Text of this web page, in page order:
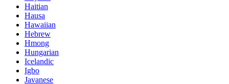
Haitian
Hausa
Hawaiian
Hebrew
Hmong
Hungarian
Icelandic
Igbo
Javanese